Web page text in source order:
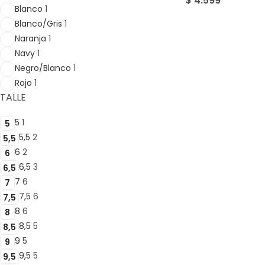
Blanco 1
Blanco/Gris 1
Naranja 1
Navy 1
Negro/Blanco 1
Rojo 1
TALLE
5 5 1
5,5 5,5 2
6 6 2
6,5 6,5 3
7 7 6
7,5 7,5 6
8 8 6
8,5 8,5 5
9 9 5
9,5 9,5 5